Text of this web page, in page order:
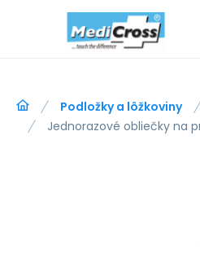
Podložky a lôžkoviny
Jednorazové obliečky na